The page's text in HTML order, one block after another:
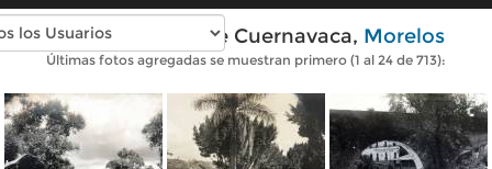
Fotos antiguas de Cuernavaca, Morelos
Últimas fotos agregadas se muestran primero (1 al 24 de 713):